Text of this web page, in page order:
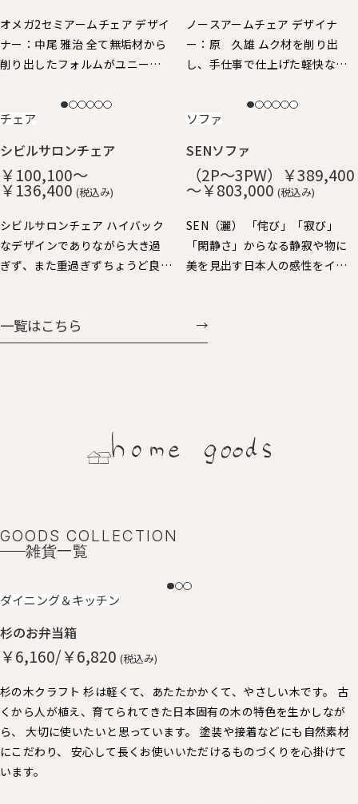
一覧はこちら
オメガ2セミアームチェア デザイ
ナー：中尾 雅治 全て無垢材から
削り出したフォルムがユニーク
りが優しい手触り。ゆったりと
した座り心地。 身体を包み込む
ようなアームと背、肘掛けはや
す。 肘をテーブルに掛ければ、
お掃除も楽々。 樹種：Ｒオー
ク、Ｗオーク、ウォルナット、Ｂ
チェリー 仕上：オイル仕上 張
地：Ａ～Ｇ布、Ｈ：革（2種類）
ノースアームチェア デザイナ
ー：原 久雄 ムク材を削り出
し、手仕事で仕上げた軽快なイ
な手触りと、ギリギリまで細身に
仕上げたフォルムが特徴で、 ア
ーム先端が手にしっくり馴染
み、ずっと触りたくなる心地よ
さです。 貼り込まれた大きなカ
ーブの背と座もゆったりと身体
を受け止めてくれます。 樹種：
Ｒオーク、Ｗオーク、ウォルナッ
ト、Ｂチェリー 仕上：オイル仕
￥107,327
NEW
チェア
シビルサロンチェア
￥100,100～
￥136,400 (税込み)
シビルサロンチェア ハイバック
なデザインでありながら大き過
ぎず、また重過ぎずちょうど良い
連続する美しさと、すっきりとし
た全体フォルムバランスや座り
ングチェア・イージーチェア展
開もされています。
NEW
ソファ
SENソファ
（2P～3PW）￥389,400
～￥803,000 (税込み)
SEN（灑） 「侘び」「寂び」
「閑静さ」からなる静寂や物に
美を見出す日本人の感性をイン
静かで大らかなスタイルを提案
します。
GOODS COLLECTION
雑貨一覧
NEW
ダイニング＆キッチン
杉のお弁当箱
￥6,160/￥6,820 (税込み)
杉の木クラフト 杉は軽くて、あたたかかくて、やさしい木です。 古
くから人が植え、育てられてきた日本固有の木の特色を生かしなが
ら、 大切に使いたいと思っています。 塗装や接着などにも自然素材
にこだわり、 安心して長くお使いいただけるものづくりを心掛けて
います。